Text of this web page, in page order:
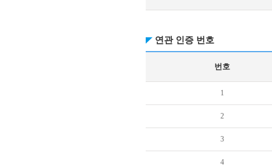
연관 인증 번호
번호
1
2
3
4